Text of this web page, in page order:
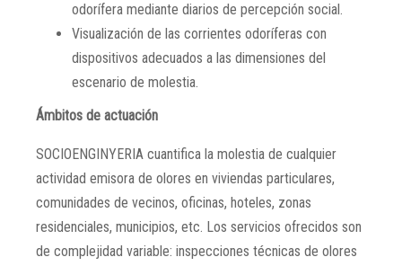
odorífera mediante diarios de percepción social.
Visualización de las corrientes odoríferas con
dispositivos adecuados a las dimensiones del
escenario de molestia.
Ámbitos de actuación
SOCIOENGINYERIA cuantifica la molestia de cualquier
actividad emisora de olores en viviendas particulares,
comunidades de vecinos, oficinas, hoteles, zonas
residenciales, municipios, etc. Los servicios ofrecidos son
de complejidad variable: inspecciones técnicas de olores